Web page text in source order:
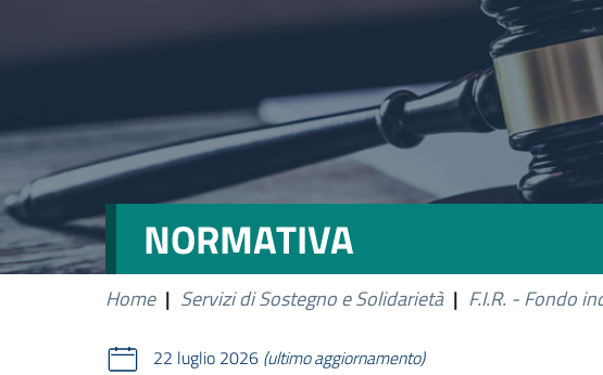
NORMATIVA
Home | Servizi di Sostegno e Solidarietà | F.I.R. - Fondo
22 luglio 2026 (ultimo aggiornamento)